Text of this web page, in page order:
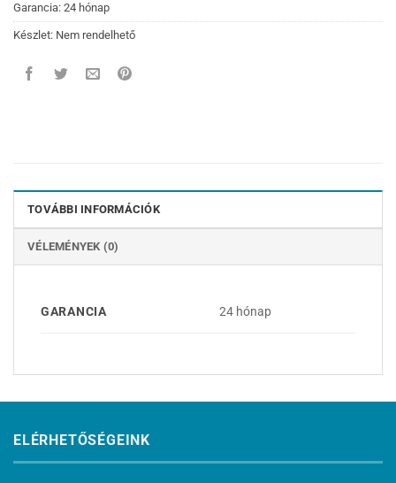
Garancia: 24 hónap
Készlet: Nem rendelhető
TOVÁBBI INFORMÁCIÓK
VÉLEMÉNYEK (0)
GARANCIA 24 hónap
ELÉRHETŐSÉGEINK